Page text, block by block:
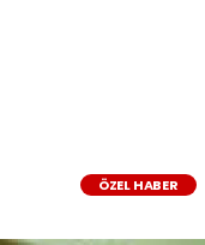
ÖZEL HABER